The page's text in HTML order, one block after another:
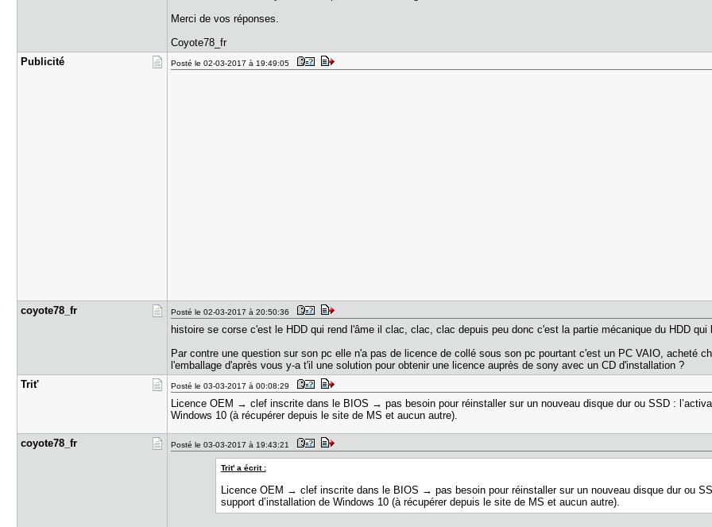
Merci de vos réponses.
Coyote78_fr
Publicité
Posté le 02-03-2017 à 19:49:05
coyote78_f​r Posté le 02-03-2017 à 20:50:36
histoire se corse c'est le HDD qui rend l'âme il clac, clac, clac depuis peu donc c'est la partie mécanique du HDD qui
Par contre une question sur son pc elle n'a pas de licence de collé sous son pc pourtant c'est un PC VAIO, acheté
l'emballage d'après vous y-a t'il une solution pour obtenir une licence auprès de sony avec un CD d'installation ?
Trit'
Posté le 03-03-2017 à 00:08:29
Licence OEM → clef inscrite dans le BIOS → pas besoin pour réinstaller sur un nouveau disque dur ou SSD :
Windows 10 (à récupérer depuis le site de MS et aucun autre).
coyote78_f​r Posté le 03-03-2017 à 19:43:21
Trit' a écrit :
Licence OEM → clef inscrite dans le BIOS → pas besoin pour réinstaller sur un nouveau disque dur ou
support d’installation de Windows 10 (à récupérer depuis le site de MS et aucun autre).